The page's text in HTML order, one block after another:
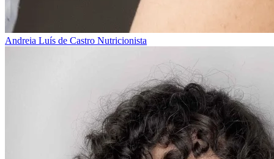
Andreia Luís de Castro Nutricionista